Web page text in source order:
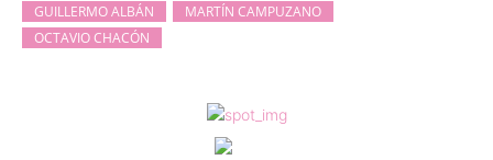
GUILLERMO ALBÁN
MARTÍN CAMPUZANO
OCTAVIO CHACÓN